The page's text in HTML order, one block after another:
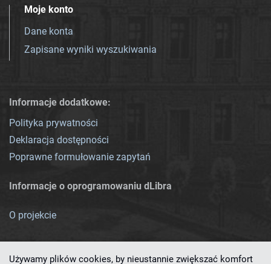
Moje konto
Dane konta
Zapisane wyniki wyszukiwania
Informacje dodatkowe:
Polityka prywatności
Deklaracja dostępności
Poprawne formułowanie zapytań
Informacje o oprogramowaniu dLibra
O projekcie
Używamy plików cookies, by nieustannie zwiększać komfort